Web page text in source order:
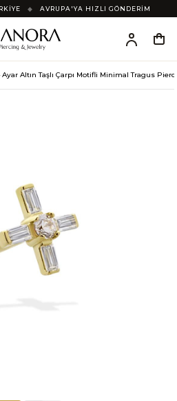
◆ AVRUPA'YA HIZLI GÖNDERİM
Ayar Altın Taşlı Çarpı Motifli Minimal Tragus